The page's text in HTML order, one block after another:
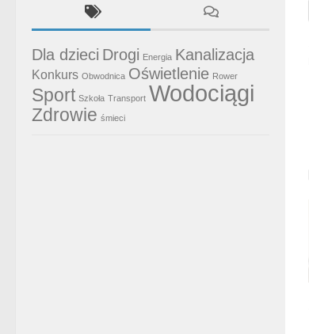
Dla dzieci Drogi Energia Kanalizacja
Konkurs Obwodnica Oświetlenie Rower
Sport Szkoła Transport Wodociągi
Zdrowie śmieci